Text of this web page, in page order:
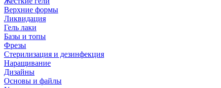
Верхние формы
Ликвидация
Гель лаки
Базы и топы
Фрезы
Стерилизация и дезинфекция
Наращивание
Дизайны
Основы и файлы